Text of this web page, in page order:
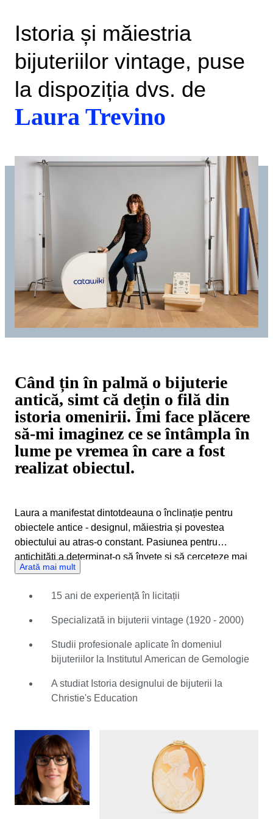
Istoria și măiestria
bijuteriilor vintage, puse
la dispoziția dvs. de
Laura Trevino
Când țin în palmă o bijuterie
antică, simt că dețin o filă din
istoria omenirii. Îmi face plăcere
să-mi imaginez ce se întâmpla în
lume pe vremea în care a fost
realizat obiectul.
Laura a manifestat dintotdeauna o înclinație pentru
obiectele antice - designul, măiestria și povestea
obiectului au atras-o constant. Pasiunea pentru
antichități a determinat-o să învețe și să cerceteze mai
amănunțit universul bijuteriilor de epocă. Cu o carieră
abilități reale de organizare și plasare a bijuteriilor în
licitații. Pe lângă experiența sa profesională, expertiza
Cercetările și cursurile urmate de Laura pe aceste teme
au avut darul de a o face să prețuiască și mai mult
calitate de expert Catawiki cu practică îndelungată,
Laura se bucură de cunoștințe solide în domeniu.
mulțumită când vede un cumpărător câștigând un obiect
îndrăgit la licitație.
Arată mai mult
15 ani de experiență în licitații
Specializată in bijuterii vintage (1920 - 2000)
Studii profesionale aplicate în domeniul
bijuteriilor la Institutul American de Gemologie
A studiat Istoria designului de bijuterii la
Christie's Education